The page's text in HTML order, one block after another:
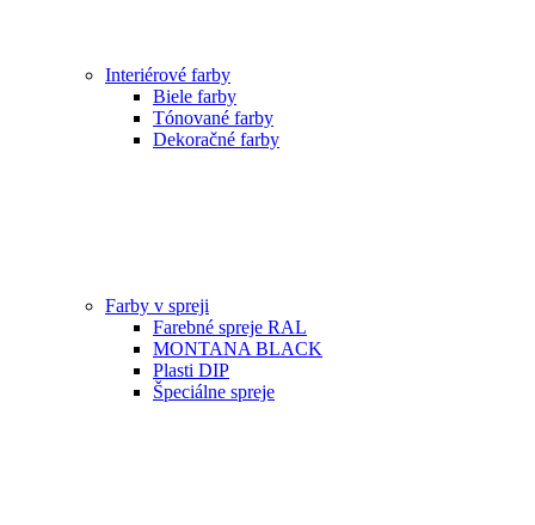
Interiérové farby
Biele farby
Tónované farby
Dekoračné farby
Farby v spreji
Farebné spreje RAL
MONTANA BLACK
Plasti DIP
Špeciálne spreje